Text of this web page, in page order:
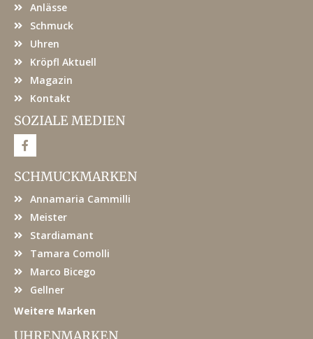
Anlässe
Schmuck
Uhren
Kröpfl Aktuell
Magazin
Kontakt
SOZIALE MEDIEN
F
a
e
b
o
SCHMUCKMARKEN
Annamaria Cammilli
Meister
Stardiamant
Tamara Comolli
Marco Bicego
Gellner
Weitere Marken